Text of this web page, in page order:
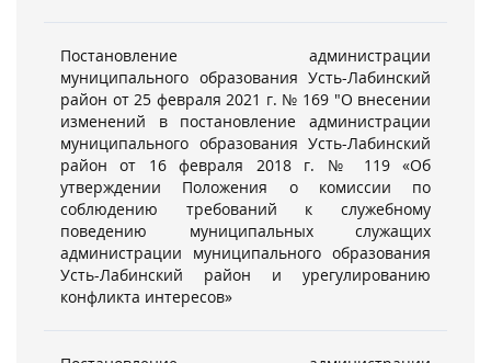
Постановление администрации
муниципального образования Усть-Лабинский
район от 25 февраля 2021 г. № 169 "О внесении
изменений в постановление администрации
муниципального образования Усть-Лабинский
район от 16 февраля 2018 г. № 119 «Об
утверждении Положения о комиссии по
соблюдению требований к служебному
поведению муниципальных служащих
администрации муниципального образования
Усть-Лабинский район и урегулированию
конфликта интересов»